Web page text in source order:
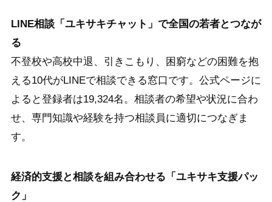
LINE相談「ユキサキチャット」で全国の若者とつなが
る
不登校や高校中退、引きこもり、困窮などの困難を抱
える10代がLINEで相談できる窓口です。公式ページに
よると登録者は19,324名。相談者の希望や状況に合わ
せ、専門知識や経験を持つ相談員に適切につなぎま
す。
経済的支援と相談を組み合わせる「ユキサキ支援パッ
ク」